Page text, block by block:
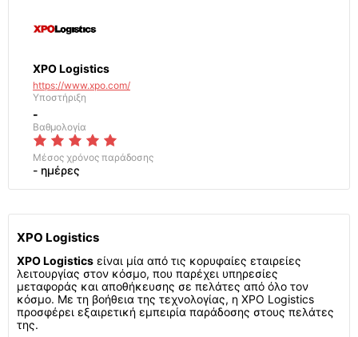
XPO Logistics
https://www.xpo.com/
Υποστήριξη
-
Βαθμολογία
Μέσος χρόνος παράδοσης
- ημέρες
XPO Logistics
XPO Logistics είναι μία από τις κορυφαίες εταιρείες
λειτουργίας στον κόσμο, που παρέχει υπηρεσίες
μεταφοράς και αποθήκευσης σε πελάτες από όλο τον
κόσμο. Με τη βοήθεια της τεχνολογίας, η XPO Logistics
προσφέρει εξαιρετική εμπειρία παράδοσης στους πελάτες
της.